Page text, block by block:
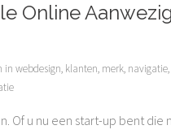
Online
in webdesign, klanten, merk, navigatie,
Of u nu een start-up bent die